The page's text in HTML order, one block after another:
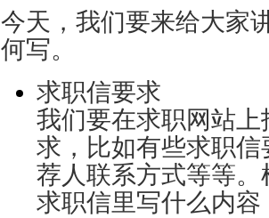
今天，我们要来给大家
何写。
求职信要求
我们要在求职网站
求，比如有些求职
荐人联系方式等等
求职信里写什么内容